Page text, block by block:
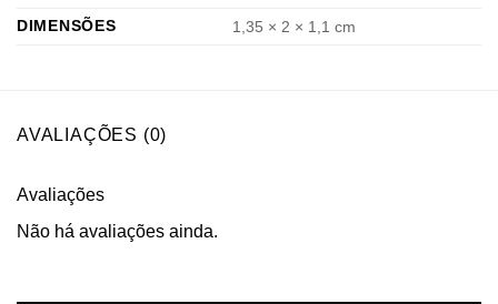
DIMENSÕES
1,35 × 2 × 1,1 cm
AVALIAÇÕES (0)
Avaliações
Não há avaliações ainda.